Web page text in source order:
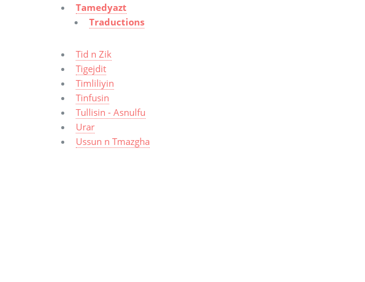
Tamedyazt
Traductions
Tid n Zik
Tigejdit
Timliliyin
Tinfusin
Tullisin - Asnulfu
Urar
Ussun n Tmazgha